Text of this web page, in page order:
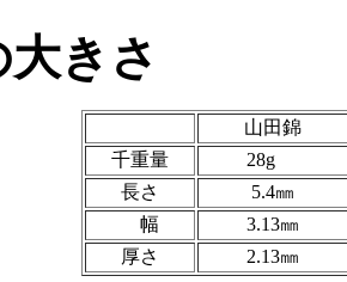
きさ
山田錦
千重量
28g
長さ
5.4㎜
幅
3.13㎜
厚さ
2.13㎜